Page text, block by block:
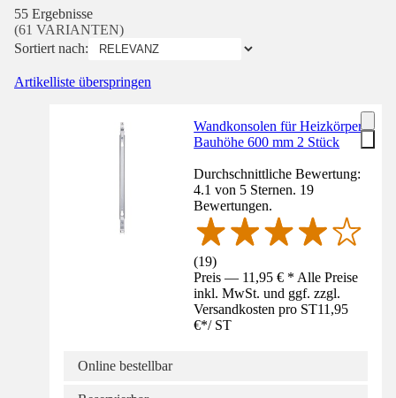
55 Ergebnisse
(61 VARIANTEN)
Sortiert nach:
Artikelliste überspringen
Wandkonsolen für Heizkörper
Bauhöhe 600 mm 2 Stück
Durchschnittliche Bewertung:
4.1 von 5 Sternen. 19
Bewertungen.
(19)
Preis — 11,95 € * Alle Preise
inkl. MwSt. und ggf. zzgl.
Versandkosten pro ST11,95
€*/ ST
Online bestellbar